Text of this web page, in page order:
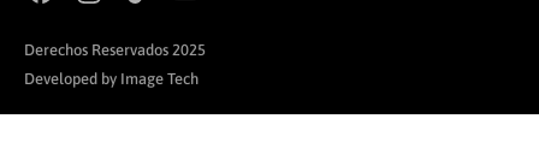
Derechos Reservados 2025
Developed by Image Tech